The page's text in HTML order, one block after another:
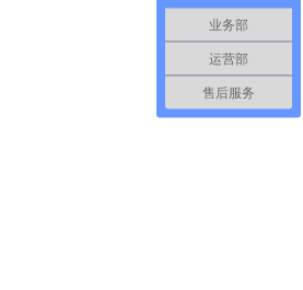
业务部
运营部
售后服务